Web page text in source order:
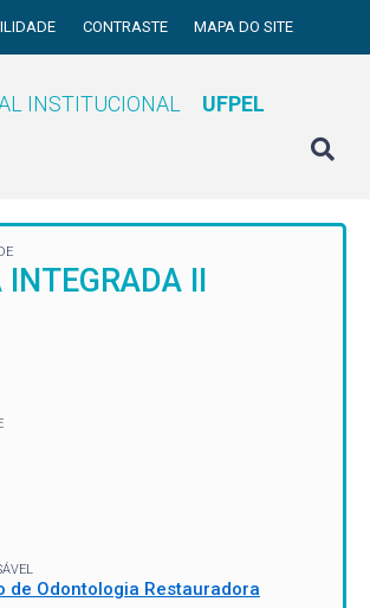
CONTRASTE MAPA DO SITE
INSTITUCIONAL UFPEL
INTEGRADA II
de Odontologia Restauradora